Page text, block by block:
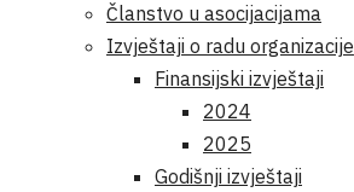
Članstvo u asocijacijama
Izvještaji o radu organizacije
Finansijski izvještaji
2024
2025
Godišnji izvještaji